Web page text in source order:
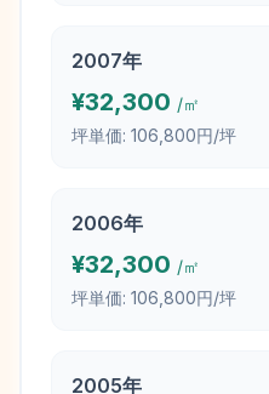
2007年
¥32,300 /㎡
坪単価: 106,800円/坪
2006年
¥32,300 /㎡
坪単価: 106,800円/坪
2005年